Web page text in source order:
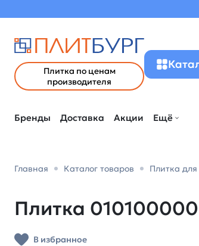
Плитка по ценам
производителя
Бренды Доставка Акции Ещё
Главная Каталог товаров Плитка
Плитка
В избранное